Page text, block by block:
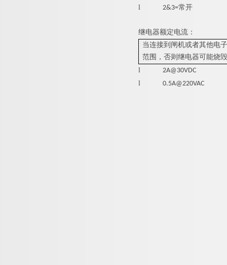
l
2&3=常开
继电器额定电流：
当连接到闸机或者其他电
范围，否则继电器可能烧
l
2A@30VDC
l
0.5A@220VAC